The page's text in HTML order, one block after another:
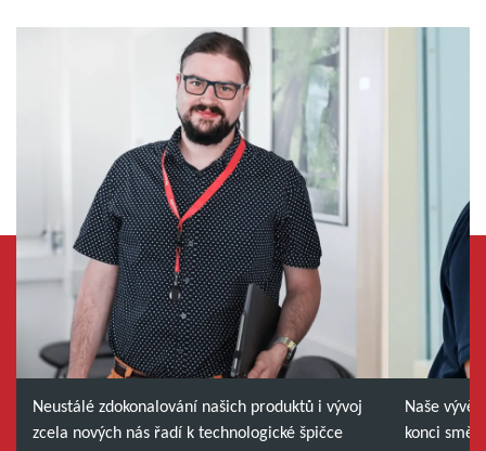
Neustálé zdokonalování našich produktů i vývoj
zcela nových nás řadí k technologické špičce
Naše
konci